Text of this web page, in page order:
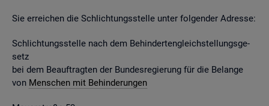
Sie er­rei­chen die Schlich­tungs­stel­le unter fol­gen­der Adres­se:
Schlich­tungs­stel­le nach dem Be­hin­der­ten­gleich­stel­lungs­ge­
setz
bei dem Be­auf­trag­ten der Bun­des­re­gie­rung für die Be­lan­ge
von Men­schen mit Be­hin­de­run­gen